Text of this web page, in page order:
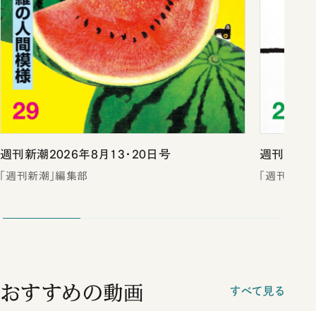
週刊新潮2026年8月13・20日号
「週刊新潮」編集部
週刊新潮
「週刊新潮
おすすめの動画 すべて見る